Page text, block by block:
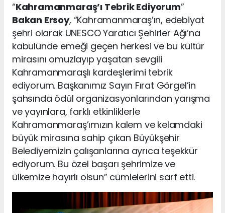
“Kahramanmaraş’ı Tebrik Ediyorum”
Bakan Ersoy, “Kahramanmaraş’ın, edebiyat
şehri olarak UNESCO Yaratıcı Şehirler Ağı’na
kabulünde emeği geçen herkesi ve bu kültür
mirasını omuzlayıp yaşatan sevgili
Kahramanmaraşlı kardeşlerimi tebrik
ediyorum. Başkanımız Sayın Fırat Görgel’in
şahsında ödül organizasyonlarından yarışma
ve yayınlara, farklı etkinliklerle
Kahramanmaraş’ımızın kalem ve kelamdaki
büyük mirasına sahip çıkan Büyükşehir
Belediyemizin çalışanlarına ayrıca teşekkür
ediyorum. Bu özel başarı şehrimize ve
ülkemize hayırlı olsun” cümlelerini sarf etti.